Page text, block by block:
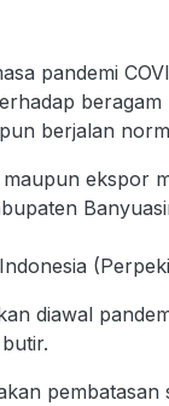
pandemi
berjalan
ekspor
diawal